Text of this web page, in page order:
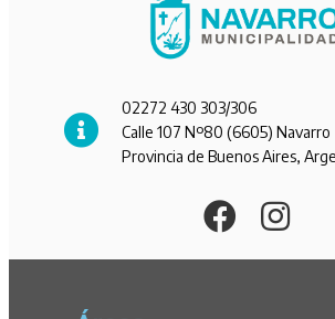
02272 430 303/306
Calle 107 Nº80 (6605) Navarro
Provincia de Buenos Aires,